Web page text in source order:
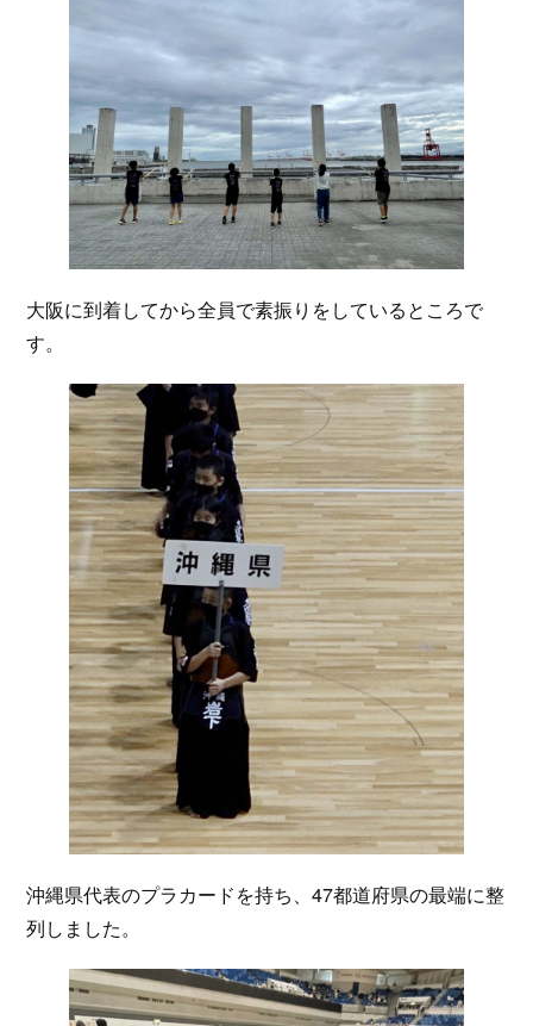
大阪に到着してから全員で素振りをしているところで
す。
沖縄県代表のプラカードを持ち、47都道府県の最端に整
列しました。